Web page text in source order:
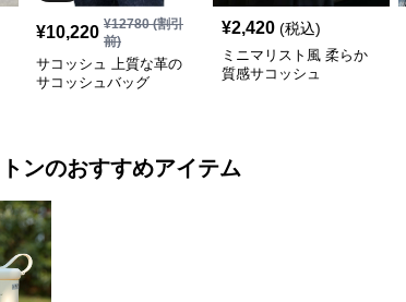
¥10,220 ¥12780(割引
前)
サコッシュ 上質な革の
サコッシュバッグ
¥2,420 (税込)
ミニマリスト風 柔らか
質感サコッシュ
ンのおすすめアイテム